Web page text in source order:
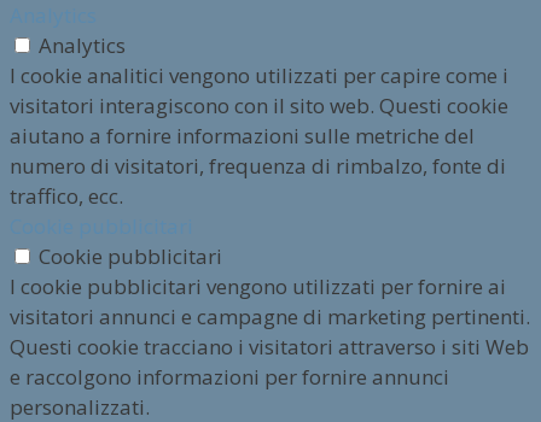
Analytics
I cookie analitici vengono utilizzati per capire come i
visitatori interagiscono con il sito web. Questi cookie
aiutano a fornire informazioni sulle metriche del
numero di visitatori, frequenza di rimbalzo, fonte di
traffico, ecc.
Cookie pubblicitari
I cookie pubblicitari vengono utilizzati per fornire ai
visitatori annunci e campagne di marketing pertinenti.
Questi cookie tracciano i visitatori attraverso i siti Web
e raccolgono informazioni per fornire annunci
personalizzati.